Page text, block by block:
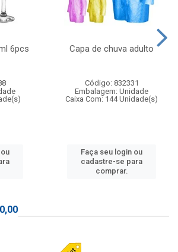
6pcs
Capa de chuva adulto
Código: 832331
Embalagem: Unidade
Caixa Com: 144 Unidade(s)
Faça seu login ou
cadastre-se para
comprar.